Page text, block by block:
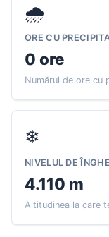
🌧
ORE CU
0 ore
Numărul de ore cu
❄
NIVELUL DE
4.110 m
Altitudinea la care